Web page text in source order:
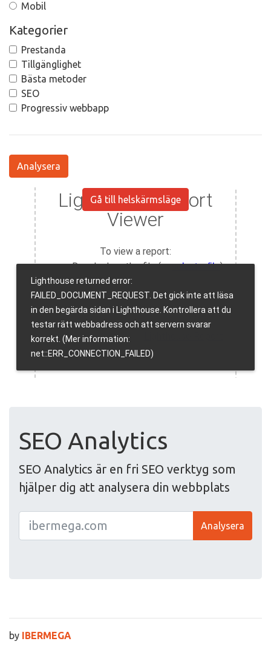
Mobil
Kategorier
Prestanda
Tillgänglighet
Bästa metoder
SEO
Progressiv webbapp
Analysera
Gå till helskärmsläge
SEO Analytics
SEO Analytics är en fri SEO verktyg som
hjälper dig att analysera din webbplats
Analysera
by IBERMEGA